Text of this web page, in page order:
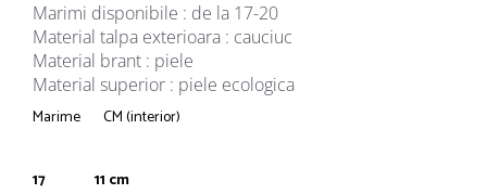
Marimi disponibile : de la 17-20
Material talpa exterioara : cauciuc
Material brant : piele
Material superior : piele ecologica
Marime CM (interior)
17 11 cm